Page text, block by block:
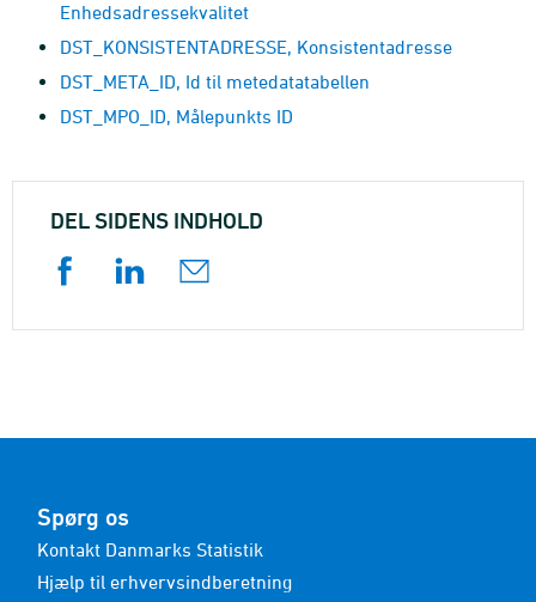
Enhedsadressekvalitet
DST_KONSISTENTADRESSE, Konsistentadresse
DST_META_ID, Id til metedatatabellen
DST_MPO_ID, Målepunkts ID
DEL SIDENS INDHOLD
Spørg os
Kontakt Danmarks Statistik
Hjælp til erhvervsindberetning